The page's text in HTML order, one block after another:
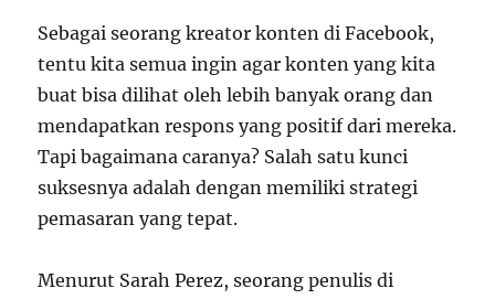
Sebagai seorang kreator konten di Facebook,
tentu kita semua ingin agar konten yang kita
buat bisa dilihat oleh lebih banyak orang dan
mendapatkan respons yang positif dari mereka.
Tapi bagaimana caranya? Salah satu kunci
suksesnya adalah dengan memiliki strategi
pemasaran yang tepat.
Menurut Sarah Perez, seorang penulis di